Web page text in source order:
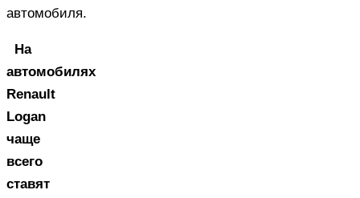
автомобиля.
На
автомобилях
Renault
Logan
чаще
всего
ставят